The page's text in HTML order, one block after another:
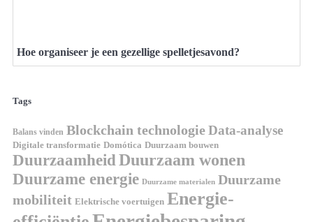
Hoe organiseer je een gezellige spelletjesavond?
Tags
Balans vinden Blockchain technologieData-analyse
Digitale transformatie Domótica Duurzaam bouwen
DuurzaamheidDuurzaam wonen
Duurzame energie Duurzame materialen Duurzame
mobiliteit Elektrische voertuigen Energie-